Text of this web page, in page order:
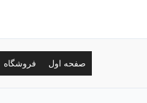
صفحه اول فروشگاه